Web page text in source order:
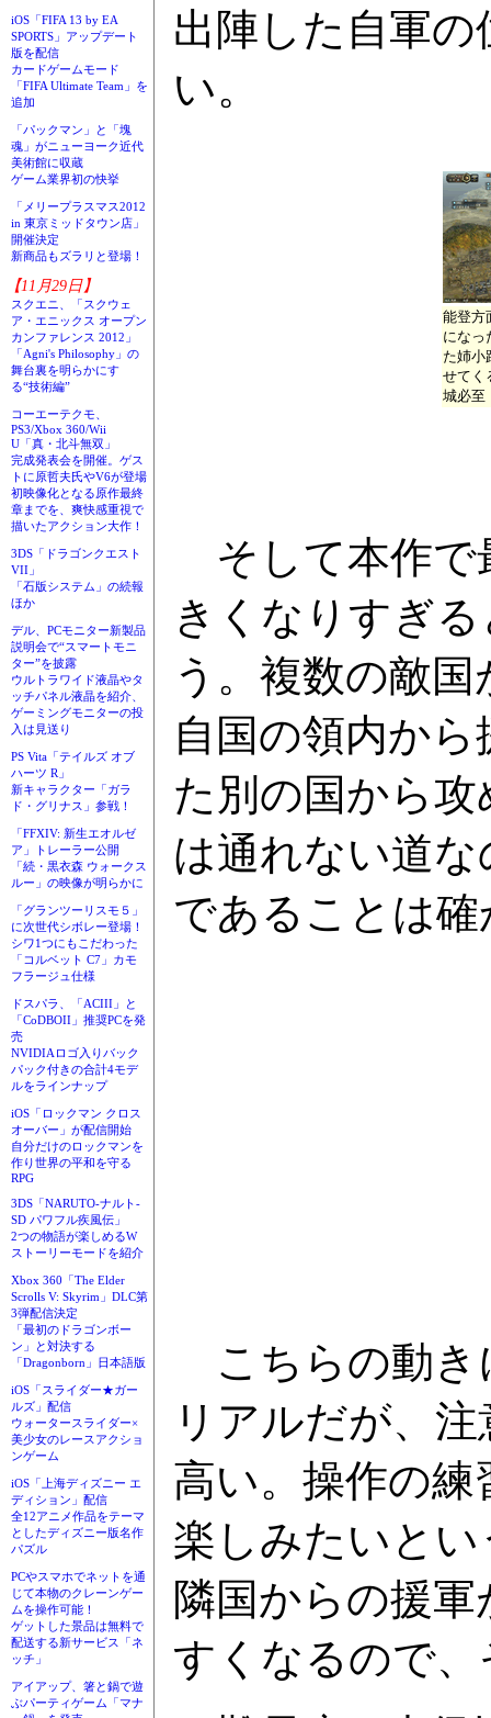
iOS「FIFA 13 by EA
SPORTS」アップデート
版を配信
カードゲームモード
「FIFA Ultimate Team」を
追加
「パックマン」と「塊
魂」がニューヨーク近代
美術館に収蔵
ゲーム業界初の快挙
「メリープラスマス2012
in 東京ミッドタウン店」
開催決定
新商品もズラリと登場！
【11月29日】
スクエニ、「スクウェ
ア・エニックス オープン
カンファレンス 2012」
「Agni's Philosophy」の
舞台裏を明らかにす
る“技術編”
コーエーテクモ、
PS3/Xbox 360/Wii
U「真・北斗無双」
完成発表会を開催。ゲス
トに原哲夫氏やV6が登場
初映像化となる原作最終
章までを、爽快感重視で
描いたアクション大作！
3DS「ドラゴンクエスト
VII」
「石版システム」の続報
ほか
デル、PCモニター新製品
説明会で“スマートモニ
ター”を披露
ウルトラワイド液晶やタ
ッチパネル液晶を紹介、
ゲーミングモニターの投
入は見送り
PS Vita「テイルズ オブ
ハーツ R」
新キャラクター「ガラ
ド・グリナス」参戦！
「FFXIV: 新生エオルゼ
ア」トレーラー公開
「続・黒衣森 ウォークス
ルー」の映像が明らかに
「グランツーリスモ５」
に次世代シボレー登場！
シワ1つにもこだわった
「コルベット C7」カモ
フラージュ仕様
ドスパラ、「ACIII」と
「CoDBOII」推奨PCを発
売
NVIDIAロゴ入りバック
パック付きの合計4モデ
ルをラインナップ
iOS「ロックマン クロス
オーバー」が配信開始
自分だけのロックマンを
作り世界の平和を守る
RPG
3DS「NARUTO-ナルト-
SD パワフル疾風伝」
2つの物語が楽しめるW
ストーリーモードを紹介
Xbox 360「The Elder
Scrolls V: Skyrim」DLC第
3弾配信決定
「最初のドラゴンボー
ン」と対決する
「Dragonborn」日本語版
iOS「スライダー★ガー
ルズ」配信
ウォータースライダー×
美少女のレースアクショ
ンゲーム
iOS「上海ディズニー エ
ディション」配信
全12アニメ作品をテーマ
としたディズニー版名作
パズル
PCやスマホでネットを通
じて本物のクレーンゲー
ムを操作可能！
ゲットした景品は無料で
配送する新サービス「ネ
ッチ」
アイアップ、箸と鍋で遊
ぶパーティゲーム「マナ
出陣した自軍
い。
能登方
になっ
た姉小
せてく
城必至
そして本作で
きくなりすぎ
う。複数の敵
自国の領内か
た別の国から
は通れない道
であることは確
こちらの動き
リアルだが、
高い。操作の
楽しみたいと
隣国からの援
すくなるので